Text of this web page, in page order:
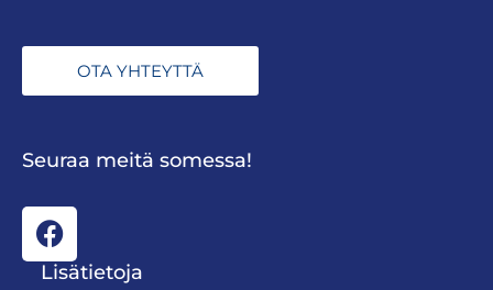
OTA YHTEYTTÄ
Seuraa meitä somessa!
Lisätietoja